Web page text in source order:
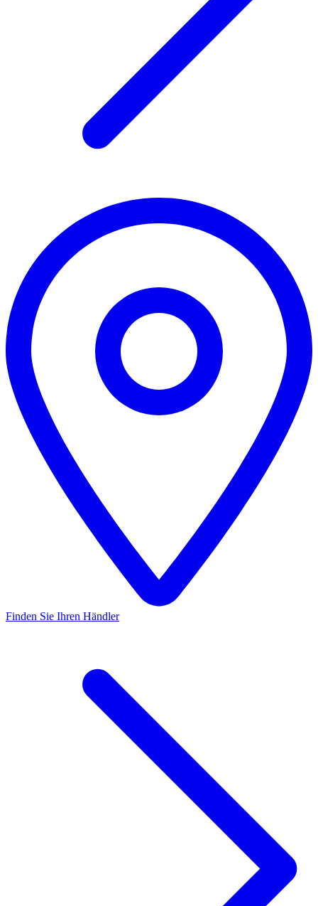
Finden Sie Ihren Händler